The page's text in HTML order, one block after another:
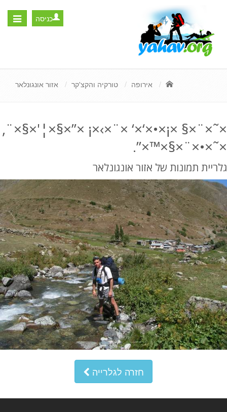
Toggle
כניסה
אירופה טורקיה והקצ'קר אזור אונגונלאר
×˜×¨×§ ×¡×•×‘×‘ ×¨×›×¡ ×”×§×¦'×§×¨,
×˜×•×¨×§×™×”.
גלריית תמונות של אזור אונגונלאר
חזרה לגלרייה